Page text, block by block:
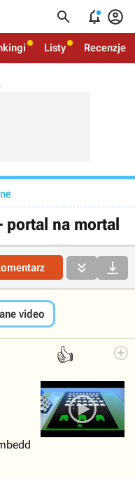
  
Listy Recenzje
portal na mortal
 
video
👍